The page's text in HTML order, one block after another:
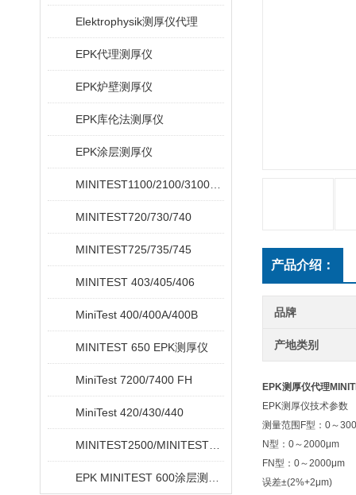
Elektrophysik测厚仪代理
EPK代理测厚仪
EPK炉壁测厚仪
EPK库伦法测厚仪
EPK涂层测厚仪
MINITEST720/730/740
MINITEST725/735/745
MINITEST 403/405/406
MiniTest 400/400A/400B
MINITEST 650 EPK测厚仪
MiniTest 7200/7400 FH
MiniTest 420/430/440
产品介绍：
品牌
产地类别
EPK测厚仪代理
EPK测厚仪技术参数
测量范围 F型：0～
N型：0～2000μm
FN型：0～2000μm
误差±(2%+2μm)